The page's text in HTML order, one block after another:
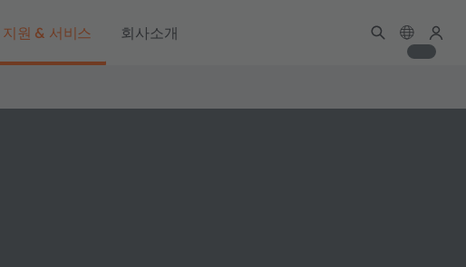
지원 & 서비스 회사소개